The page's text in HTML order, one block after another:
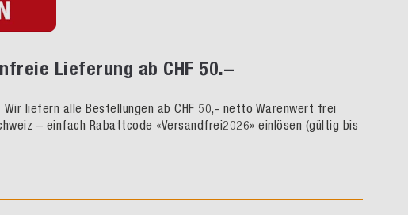
Lieferung ab CHF 50.–
Wir liefern alle Bestellungen ab CHF 50,- netto Warenwert frei
– einfach Rabattcode «Versandfrei2026» einlösen (gültig bis